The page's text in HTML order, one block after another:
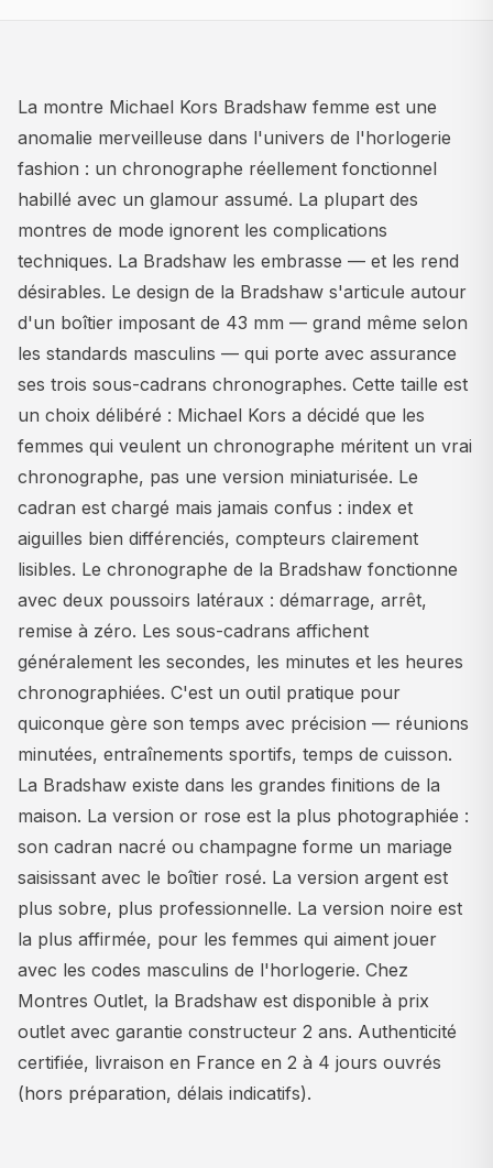
La montre Michael Kors Bradshaw femme est une
anomalie merveilleuse dans l'univers de l'horlogerie
fashion : un chronographe réellement fonctionnel
habillé avec un glamour assumé. La plupart des
montres de mode ignorent les complications
techniques. La Bradshaw les embrasse — et les rend
désirables. Le design de la Bradshaw s'articule autour
d'un boîtier imposant de 43 mm — grand même selon
les standards masculins — qui porte avec assurance
ses trois sous-cadrans chronographes. Cette taille est
un choix délibéré : Michael Kors a décidé que les
femmes qui veulent un chronographe méritent un vrai
chronographe, pas une version miniaturisée. Le
cadran est chargé mais jamais confus : index et
aiguilles bien différenciés, compteurs clairement
lisibles. Le chronographe de la Bradshaw fonctionne
avec deux poussoirs latéraux : démarrage, arrêt,
remise à zéro. Les sous-cadrans affichent
généralement les secondes, les minutes et les heures
chronographiées. C'est un outil pratique pour
quiconque gère son temps avec précision — réunions
minutées, entraînements sportifs, temps de cuisson.
La Bradshaw existe dans les grandes finitions de la
maison. La version or rose est la plus photographiée :
son cadran nacré ou champagne forme un mariage
saisissant avec le boîtier rosé. La version argent est
plus sobre, plus professionnelle. La version noire est
la plus affirmée, pour les femmes qui aiment jouer
avec les codes masculins de l'horlogerie. Chez
Montres Outlet, la Bradshaw est disponible à prix
outlet avec garantie constructeur 2 ans. Authenticité
certifiée, livraison en France en 2 à 4 jours ouvrés
(hors préparation, délais indicatifs).